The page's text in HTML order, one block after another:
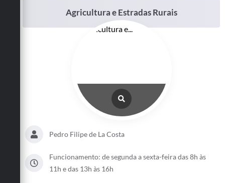
Agricultura e Estradas Rurais
Pedro Filipe de La Costa
Funcionamento: de segunda a sexta-feira das 8h às
11h e das 13h às 16h